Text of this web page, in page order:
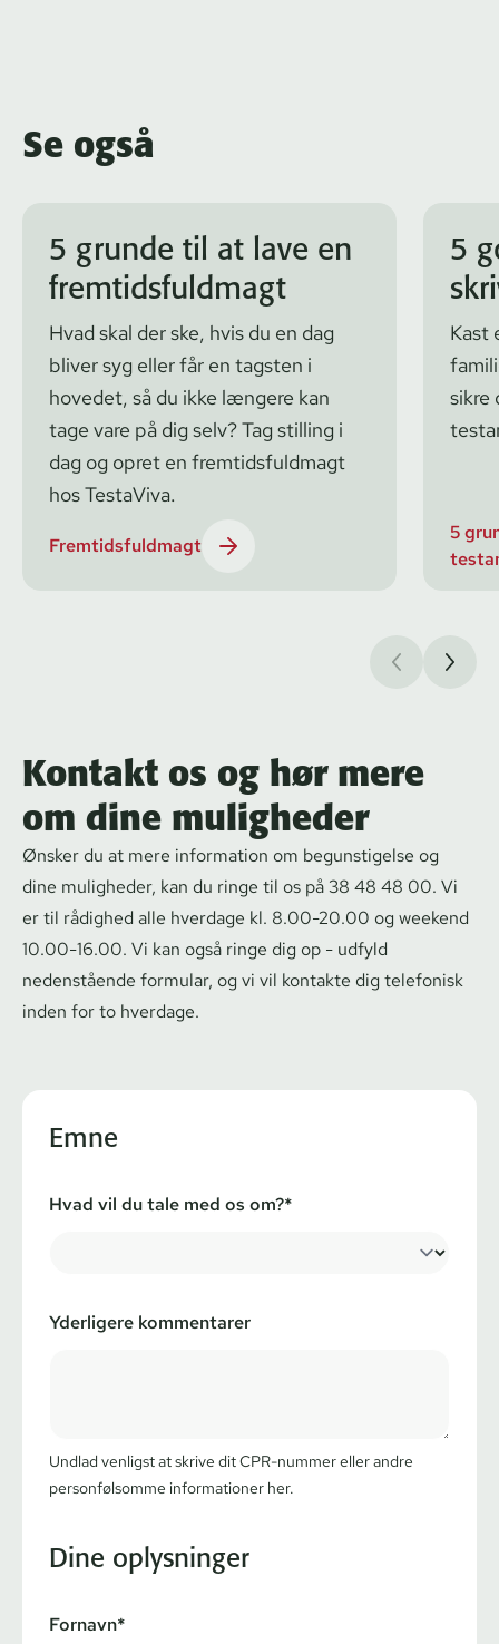
Se også
5 grunde til at lave en
fremtidsfuldmagt
Hvad skal der ske, hvis du en dag
bliver syg eller får en tagsten i
hovedet, så du ikke længere kan
tage vare på dig selv? Tag stilling i
dag og opret en fremtidsfuldmagt
hos TestaViva.
Fremtidsfuldmagt
5
Kast
sikre
5
Kontakt os og hør mere
om dine muligheder
Ønsker du at mere information om begunstigelse og
dine muligheder, kan du ringe til os på 38 48 48 00. Vi
er til rådighed alle hverdage kl. 8.00-20.00 og weekend
10.00-16.00. Vi kan også ringe dig op - udfyld
nedenstående formular, og vi vil kontakte dig telefonisk
inden for to hverdage.
Emne
Hvad vil du tale med os om?*
Yderligere kommentarer
Undlad venligst at skrive dit CPR-nummer eller andre
personfølsomme informationer her.
Dine oplysninger
Fornavn*